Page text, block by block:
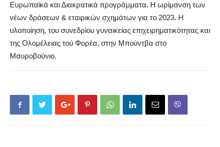
Ευρωπαϊκά και Διακρατικά προγράμματα. Η ωρίμανση των
νέων δράσεων & εταιρικών σχημάτων για το 2023. Η
υλοποίηση, του συνεδρίου γυναικείας επιχειρηματικότητας και
της Ολομέλειας τού Φορέα, στην Μπούντβα στο
Μαυροβούνιο.